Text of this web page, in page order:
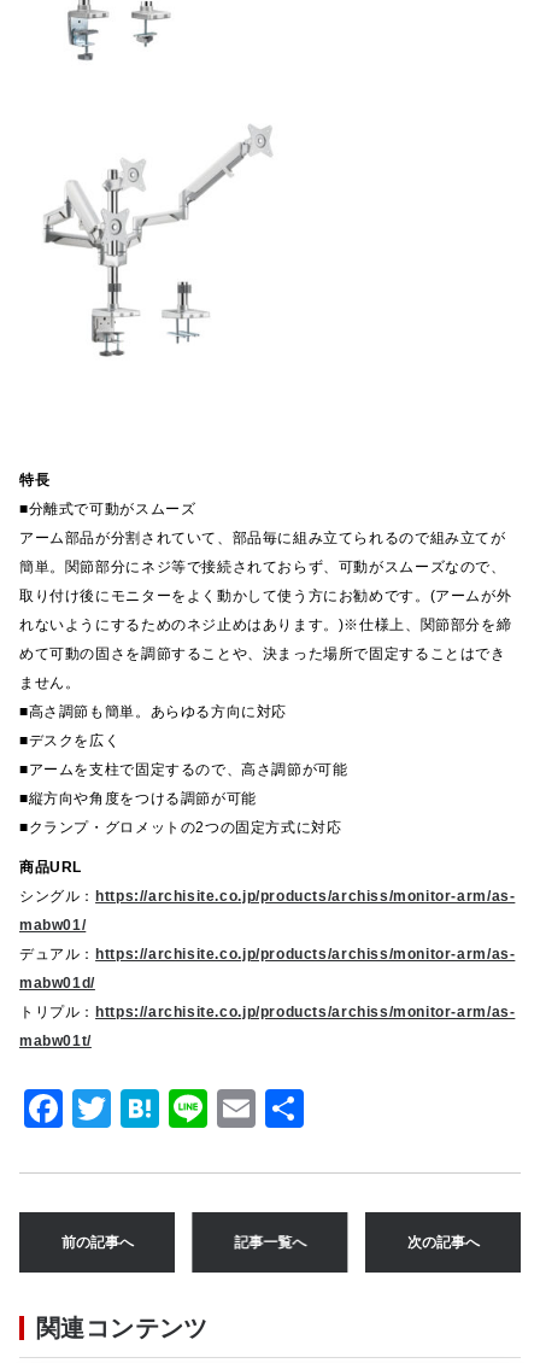
特長
■分離式で可動がスムーズ
アーム部品が分割されていて、部品毎に組み立てられるので組み立てが
簡単。関節部分にネジ等で接続されておらず、可動がスムーズなので、
取り付け後にモニターをよく動かして使う方にお勧めです。(アームが外
れないようにするためのネジ止めはあります。)※仕様上、関節部分を締
めて可動の固さを調節することや、決まった場所で固定することはでき
ません。
■高さ調節も簡単。あらゆる方向に対応
■デスクを広く
■アームを支柱で固定するので、高さ調節が可能
■縦方向や角度をつける調節が可能
■クランプ・グロメットの2つの固定方式に対応
商品URL
シングル： https://archisite.co.jp/products/archiss/monitor-arm/as-
mabw01/
デュアル： https://archisite.co.jp/products/archiss/monitor-arm/as-
mabw01d/
トリプル： https://archisite.co.jp/products/archiss/monitor-arm/as-
mabw01t/
F
c
e
b
o
T
it
te
r
H
e
n
a
Li
e
E
ai
l
前の記事へ 記事一覧へ 次の記事へ
関連コンテンツ